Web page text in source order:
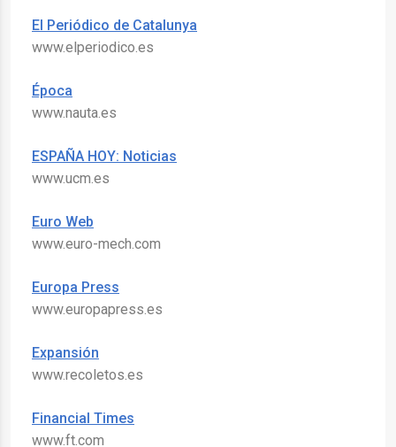
El Periódico de Catalunya
www.elperiodico.es
Época
www.nauta.es
ESPAÑA HOY: Noticias
www.ucm.es
Euro Web
www.euro-mech.com
Europa Press
www.europapress.es
Expansión
www.recoletos.es
Financial Times
www.ft.com